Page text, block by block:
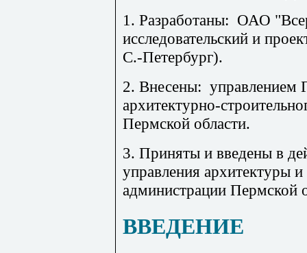
1. Разработаны: ОАО
исследовательский и
С.-Петербург).
2. Внесены: управлением
архитектурно-
Пермской области.
3. Приняты и введены в
управления архитектуры и
администрации Пермской
ВВЕДЕНИЕ